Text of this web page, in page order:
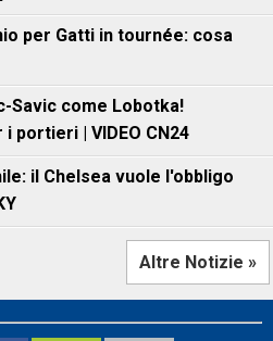
per Gatti in tournée: cosa
Savic come Lobotka!
portieri | VIDEO CN24
il Chelsea vuole l'obbligo
Altre Notizie »